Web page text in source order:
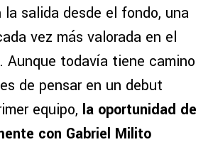
salida desde el fondo, una
vez más valorada en el
Aunque todavía tiene camino
de pensar en un debut
equipo, la oportunidad de
con Gabriel Milito